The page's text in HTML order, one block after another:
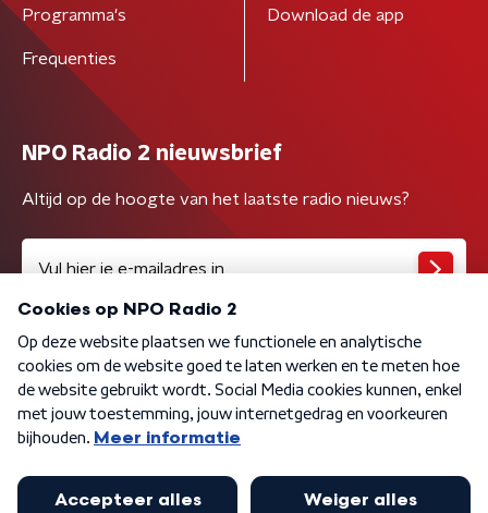
Programma's
Frequenties
Download de app
NPO Radio 2 nieuwsbrief
Altijd op de hoogte van het laatste radio nieuws?
Algemene voorwaarden